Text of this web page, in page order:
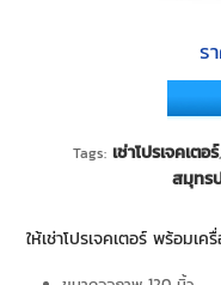
ร
Tags: เช่าโปรเจคเตอร์,
สมุทร
ให้เช่าโปรเจคเตอร์ พร้อมเค